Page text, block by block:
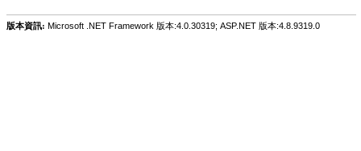
版本資訊: Microsoft .NET Framework 版本:4.0.30319; ASP.NET 版本:4.8.9319.0